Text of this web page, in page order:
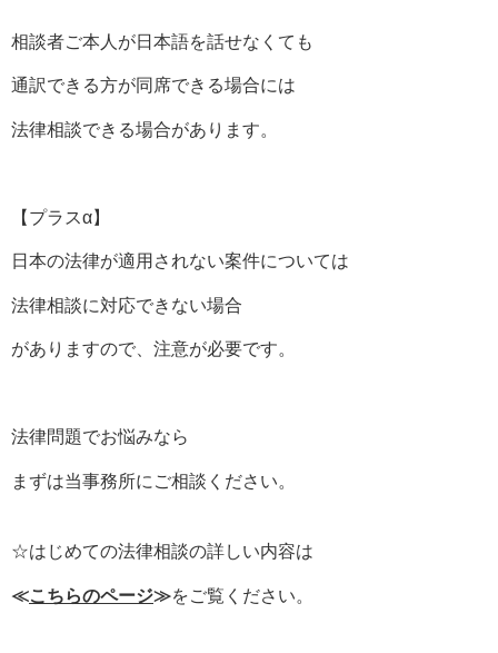
相談者ご本人が日本語を話せなくても
通訳できる方が同席できる場合には
法律相談できる場合があります。
【プラスα】
日本の法律が適用されない案件については
法律相談に対応できない場合
がありますので、注意が必要です。
法律問題でお悩みなら
まずは当事務所にご相談ください。
☆はじめての法律相談の詳しい内容は
≪こちらのページ≫をご覧ください。